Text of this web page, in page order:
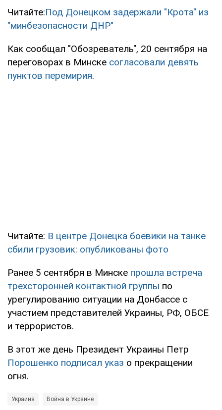
Читайте:Под Донецком задержали "Крота" из
"минбезопасности ДНР"
Как сообщал "Обозреватель", 20 сентября на
переговорах в Минске согласовали девять
пунктов перемирия.
Читайте: В центре Донецка боевики на танке
сбили грузовик: опубликованы фото
Ранее 5 сентября в Минске прошла встреча
трехсторонней контактной группы по
урегулированию ситуации на Донбассе с
участием представителей Украины, РФ, ОБСЕ
и террористов.
В этот же день Президент Украины Петр
Порошенко подписал указ о прекращении
огня.
Украина Война в Украине